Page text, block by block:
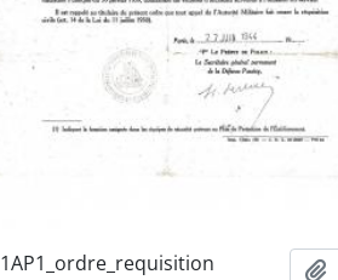
1AP1_ordre_requisition